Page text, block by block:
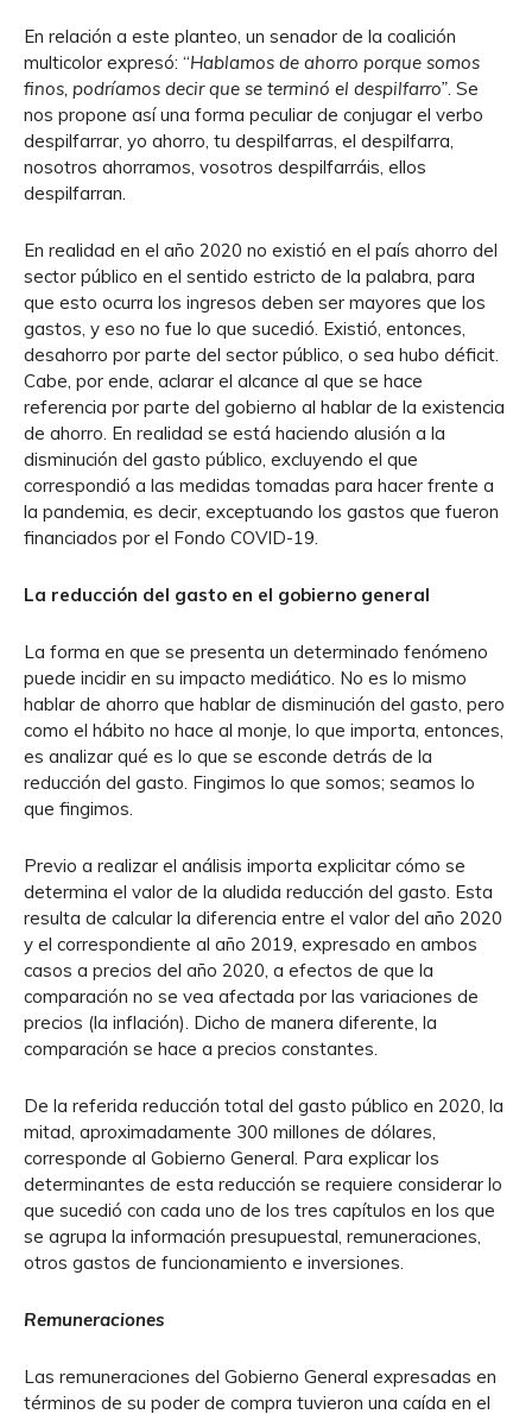
En relación a este planteo, un senador de la coalición
multicolor expresó: “Hablamos de ahorro porque somos
finos, podríamos decir que se terminó el despilfarro”. Se
nos propone así una forma peculiar de conjugar el verbo
despilfarrar, yo ahorro, tu despilfarras, el despilfarra,
nosotros ahorramos, vosotros despilfarráis, ellos
despilfarran.
En realidad en el año 2020 no existió en el país ahorro del
sector público en el sentido estricto de la palabra, para
que esto ocurra los ingresos deben ser mayores que los
gastos, y eso no fue lo que sucedió. Existió, entonces,
desahorro por parte del sector público, o sea hubo déficit.
Cabe, por ende, aclarar el alcance al que se hace
referencia por parte del gobierno al hablar de la existencia
de ahorro. En realidad se está haciendo alusión a la
disminución del gasto público, excluyendo el que
correspondió a las medidas tomadas para hacer frente a
la pandemia, es decir, exceptuando los gastos que fueron
financiados por el Fondo COVID-19.
La reducción del gasto en el gobierno general
La forma en que se presenta un determinado fenómeno
puede incidir en su impacto mediático. No es lo mismo
hablar de ahorro que hablar de disminución del gasto, pero
como el hábito no hace al monje, lo que importa, entonces,
es analizar qué es lo que se esconde detrás de la
reducción del gasto. Fingimos lo que somos; seamos lo
que fingimos.
Previo a realizar el análisis importa explicitar cómo se
determina el valor de la aludida reducción del gasto. Esta
resulta de calcular la diferencia entre el valor del año 2020
y el correspondiente al año 2019, expresado en ambos
casos a precios del año 2020, a efectos de que la
comparación no se vea afectada por las variaciones de
precios (la inflación). Dicho de manera diferente, la
comparación se hace a precios constantes.
De la referida reducción total del gasto público en 2020, la
mitad, aproximadamente 300 millones de dólares,
corresponde al Gobierno General. Para explicar los
determinantes de esta reducción se requiere considerar lo
que sucedió con cada uno de los tres capítulos en los que
se agrupa la información presupuestal, remuneraciones,
otros gastos de funcionamiento e inversiones.
Remuneraciones
Las remuneraciones del Gobierno General expresadas en
términos de su poder de compra tuvieron una caída en el